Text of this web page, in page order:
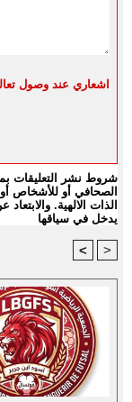
اشعاري عند وصول
شروط نشر التعليقات
الصحافي أو للأشخاص
الذات الالهية.
يدخل في سياقها
< >